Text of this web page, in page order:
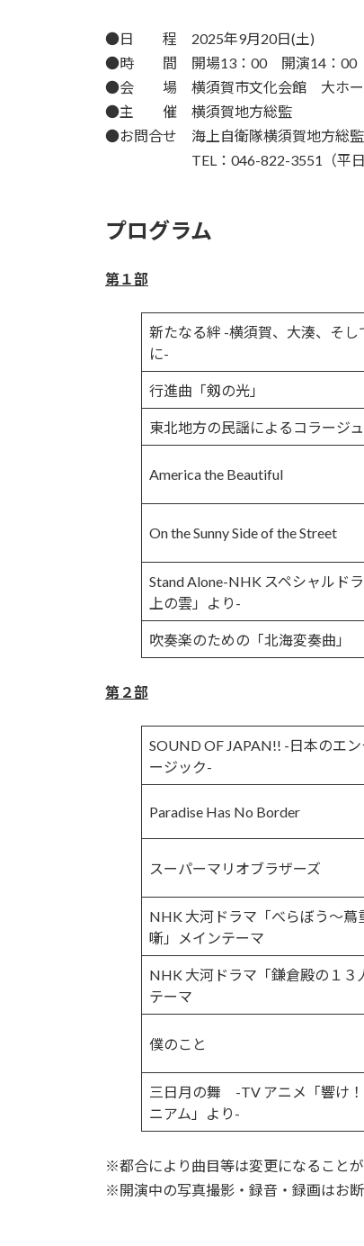
●日 程 2025年9月20日(土)
●時 間 開場13：00 開演14：00
●会 場 横須賀市文化会館 大ホー
●主 催 横須賀地方総監
●お問合せ 海上自衛隊横須賀地方総
TEL：046-822-3551（平日 8
プログラム
第１部
新たなる絆 -横須賀、大湊、そし
に-
行進曲「剱の光」
東北地方の民謡によるコラージュ
America the Beautiful
On the Sunny Side of the Street
Stand Alone-NHK スペシャルド
上の雲」より-
吹奏楽のための「北海変奏曲」
第２部
SOUND OF JAPAN!! -日本のエ
ージック-
Paradise Has No Border
スーパーマリオブラザーズ
NHK 大河ドラマ「べらぼう～蔦
噺」メインテーマ
NHK 大河ドラマ「鎌倉殿の１３
テーマ
僕のこと
三日月の舞 -TV アニメ「響け！
ニアム」より-
※都合により曲目等は変更になることが
※開演中の写真撮影・録音・録画はお断